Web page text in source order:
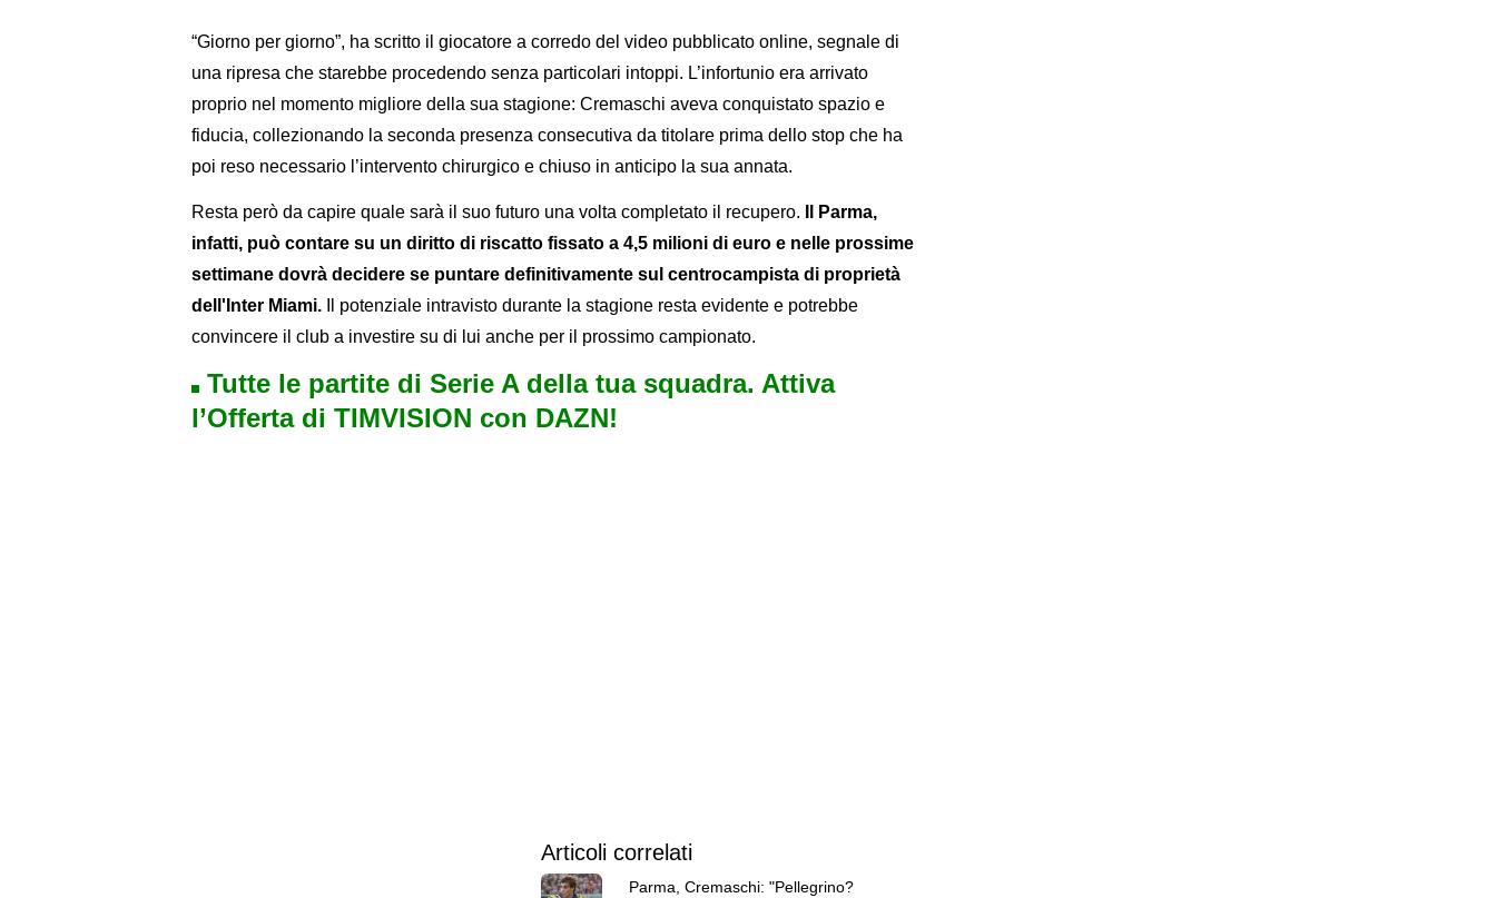
“Giorno per giorno”, ha scritto il giocatore a corredo del video pubblicato online, segnale di
una ripresa che starebbe procedendo senza particolari intoppi. L’infortunio era arrivato
proprio nel momento migliore della sua stagione: Cremaschi aveva conquistato spazio e
fiducia, collezionando la seconda presenza consecutiva da titolare prima dello stop che ha
poi reso necessario l’intervento chirurgico e chiuso in anticipo la sua annata.
Resta però da capire quale sarà il suo futuro una volta completato il recupero.
Il Parma,
infatti, può contare su un diritto di riscatto fissato a 4,5 milioni di euro e nelle prossime
settimane dovrà decidere se puntare definitivamente sul centrocampista di proprietà
dell'Inter Miami. Il potenziale intravisto durante la stagione resta evidente e potrebbe
convincere il club a investire su di lui anche per il prossimo campionato.
Tutte le partite di Serie A della tua squadra. Attiva
l’Offerta di TIMVISION con DAZN!
Articoli correlati
Parma, Cremaschi: "Pellegrino?